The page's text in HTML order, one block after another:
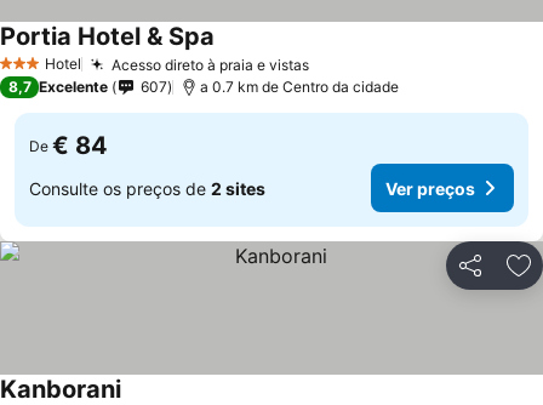
3 EstrelasHotel Acesso direto à praia e vistas
Portia Hotel & Spa
8,7 Excelente 607 a 0.7 km de Centro da cidade
De € 84
Consulte os preços de 2 sites Ver preços
Partilhar
Kanborani